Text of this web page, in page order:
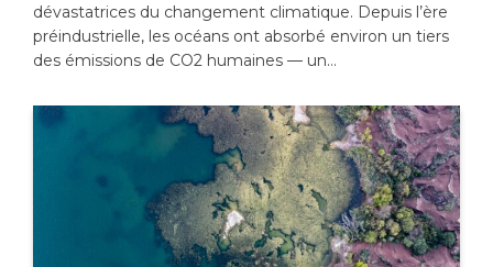
dévastatrices du changement climatique. Depuis l’ère
préindustrielle, les océans ont absorbé environ un tiers
des émissions de CO2 humaines — un…